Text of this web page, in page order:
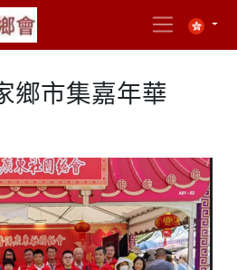
鄉市集嘉年華